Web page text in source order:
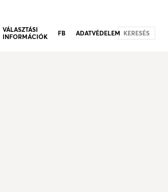
VÁLASZTÁSI
INFORMÁCIÓK
FB ADATVÉDELEM KERESÉS